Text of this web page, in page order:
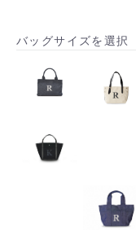
バッグサイズを選択